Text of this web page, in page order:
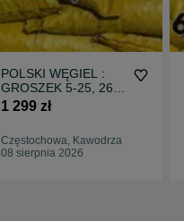
POLSKI WĘGIEL :
GROSZEK 5-25, 26-
28MJ - Transport
Gratis !
1 299 zł
Częstochowa, Kawodrza
08 sierpnia 2026